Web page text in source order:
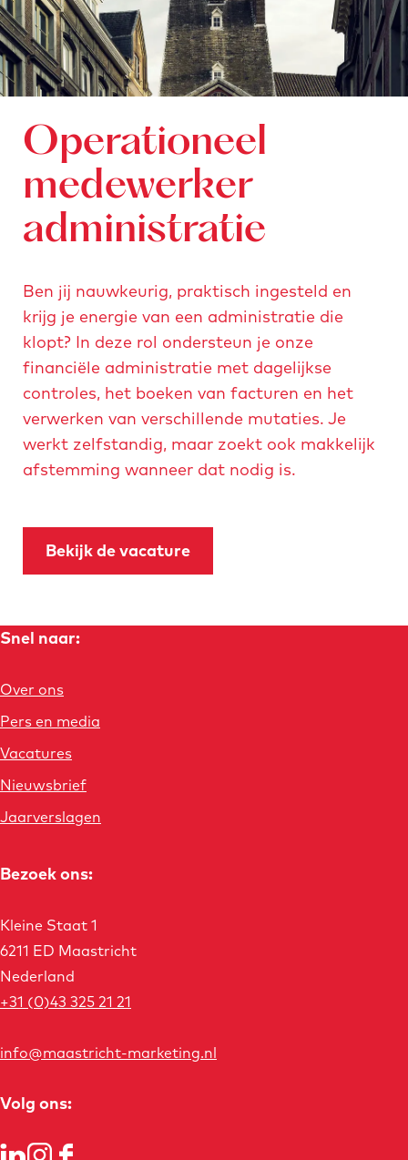
Operationeel
medewerker
administratie
Ben jij nauwkeurig, praktisch ingesteld en
krijg je energie van een administratie die
klopt? In deze rol ondersteun je onze
financiële administratie met dagelijkse
controles, het boeken van facturen en het
verwerken van verschillende mutaties. Je
werkt zelfstandig, maar zoekt ook makkelijk
afstemming wanneer dat nodig is.
Bekijk de vacature
Snel naar:
Over ons
Pers en media
Vacatures
Nieuwsbrief
Jaarverslagen
Bezoek ons:
Kleine Staat 1
6211 ED Maastricht
Nederland
+31 (0)43 325 21 21
info@maastricht-marketing.nl
Volg ons: